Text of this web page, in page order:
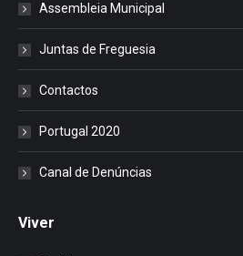
Assembleia Municipal
Juntas de Freguesia
Contactos
Portugal 2020
Canal de Denúncias
Viver